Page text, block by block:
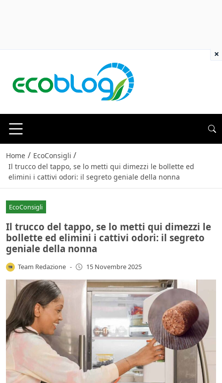
Home / EcoConsigli /
Il trucco del tappo, se lo metti qui dimezzi le bollette ed
elimini i cattivi odori: il segreto geniale della nonna
EcoConsigli
Il trucco del tappo, se lo metti qui dimezzi le
bollette ed elimini i cattivi odori: il segreto
geniale della nonna
Team Redazione - 15 Novembre 2025
×